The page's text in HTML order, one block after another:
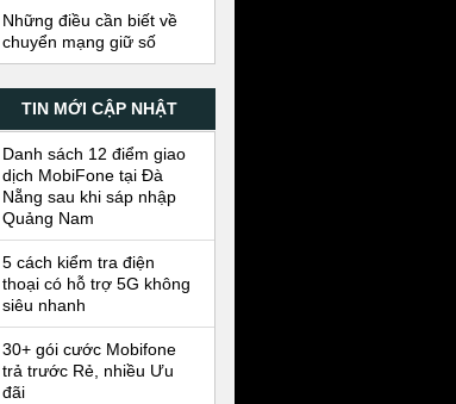
Những điều cần biết về
chuyển mạng giữ số
TIN MỚI CẬP NHẬT
Danh sách 12 điểm giao
dịch MobiFone tại Đà
Nẵng sau khi sáp nhập
Quảng Nam
5 cách kiểm tra điện
thoại có hỗ trợ 5G không
siêu nhanh
30+ gói cước Mobifone
trả trước Rẻ, nhiều Ưu
đãi